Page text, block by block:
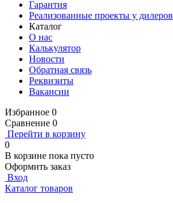
Гарантия
Реализованные проекты у дилеров
Каталог
О нас
Калькулятор
Новости
Обратная связь
Реквизиты
Вакансии
Избранное 0
Сравнение 0
Перейти в корзину
0
В корзине пока пусто
Оформить заказ
Вход
Каталог товаров